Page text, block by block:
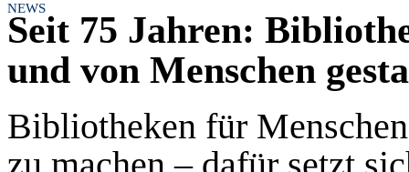
NEWS
Seit 75 Jahren:
und von Menschen
Bibliotheken für
zu machen – dafür setzt